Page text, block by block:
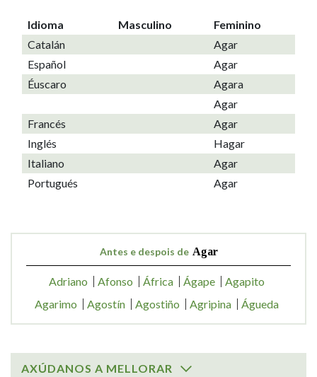
Idioma Masculino
Feminino
Catalán
Agar
Español
Agar
Éuscaro
Agara
Agar
Francés
Agar
Inglés
Hagar
Italiano
Agar
Portugués
Agar
Antes e despois de Agar
Adriano Afonso África Ágape
Agapito
Agarimo
Agostín Agostiño Agripina Águeda
AXÚDANOS A MELLORAR